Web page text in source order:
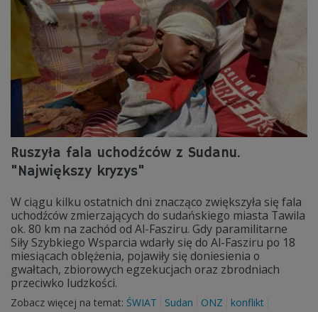
Ruszyła fala uchodźców z Sudanu.
"Największy kryzys"
W ciągu kilku ostatnich dni znacząco zwiększyła się fala
uchodźców zmierzających do sudańskiego miasta Tawila
ok. 80 km na zachód od Al-Fasziru. Gdy paramilitarne
Siły Szybkiego Wsparcia wdarły się do Al-Fasziru po 18
miesiącach oblężenia, pojawiły się doniesienia o
gwałtach, zbiorowych egzekucjach oraz zbrodniach
przeciwko ludzkości.
Zobacz więcej na temat: ŚWIAT Sudan ONZ konflikt